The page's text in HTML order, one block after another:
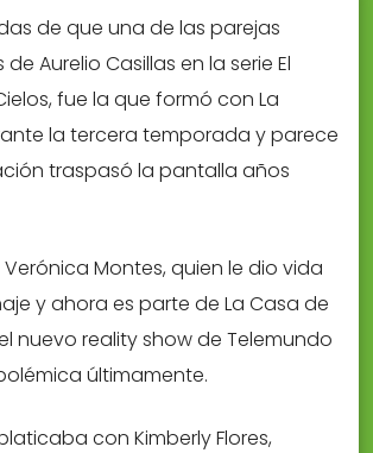
de que una de las parejas
Aurelio Casillas en la serie El
fue la que formó con La
la tercera temporada y parece
traspasó la pantalla años
Montes, quien le dio vida
y ahora es parte de La Casa de
nuevo reality show de Telemundo
últimamente.
con Kimberly Flores,